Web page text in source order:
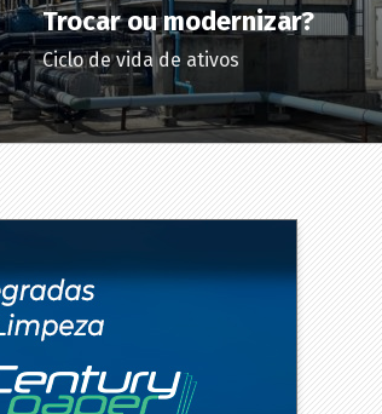
Trocar ou modernizar?
Ciclo de vida de ativos